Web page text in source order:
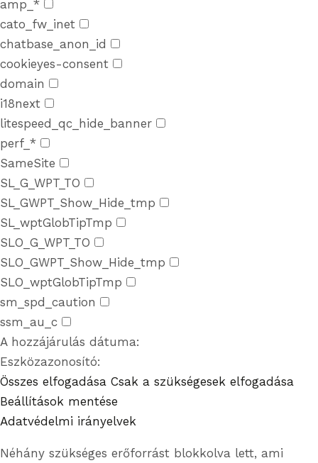
amp_*
cato_fw_inet
chatbase_anon_id
cookieyes-consent
domain
i18next
litespeed_qc_hide_banner
perf_*
SameSite
SL_G_WPT_TO
SL_GWPT_Show_Hide_tmp
SL_wptGlobTipTmp
SLO_G_WPT_TO
SLO_GWPT_Show_Hide_tmp
SLO_wptGlobTipTmp
sm_spd_caution
ssm_au_c
A hozzájárulás dátuma:
Eszközazonosító:
Összes elfogadása Csak a szükségesek elfogadása
Beállítások mentése
Adatvédelmi irányelvek
Néhány szükséges erőforrást blokkolva lett, ami